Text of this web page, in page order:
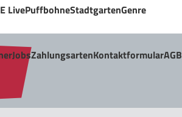
LivePuffbohneStadtgartenGenre
JobsZahlungsartenKontaktformularAGB